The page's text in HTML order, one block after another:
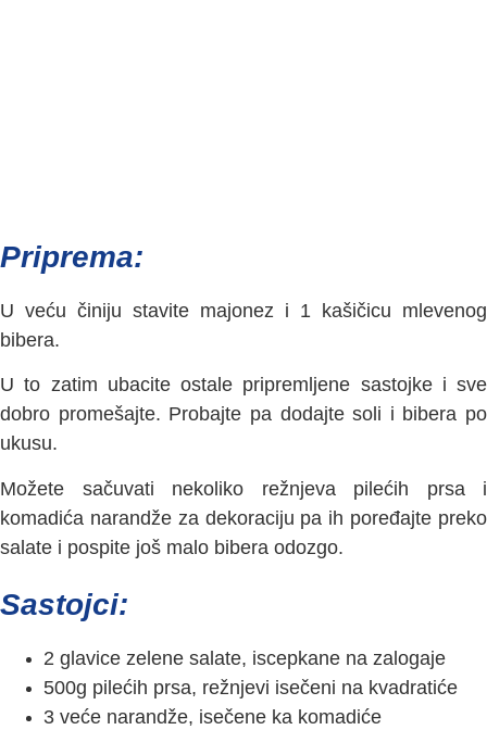
Priprema:
U veću činiju stavite majonez i 1 kašičicu mlevenog
bibera.
U to zatim ubacite ostale pripremljene sastojke i sve
dobro promešajte. Probajte pa dodajte soli i bibera po
ukusu.
Možete sačuvati nekoliko režnjeva pilećih prsa i
komadića narandže za dekoraciju pa ih poređajte preko
salate i pospite još malo bibera odozgo.
Sastojci:
2 glavice zelene salate, iscepkane na zalogaje
500g pilećih prsa, režnjevi isečeni na kvadratiće
3 veće narandže, isečene ka komadiće